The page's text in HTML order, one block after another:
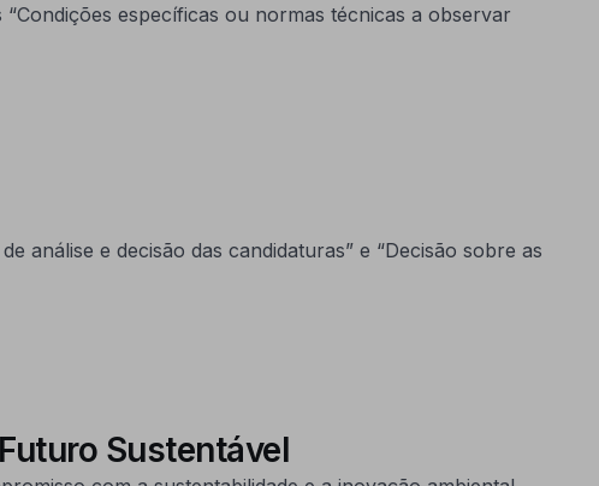
específicas ou normas técnicas a observar
análise e decisão das candidaturas” e “Decisão sobre as
Sustentável